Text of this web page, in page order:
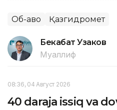
Об-ҳаво Қазгидромет
Бекабат Узаков
Муаллиф
08:36, 04 Август 2026
40 daraja issiq va